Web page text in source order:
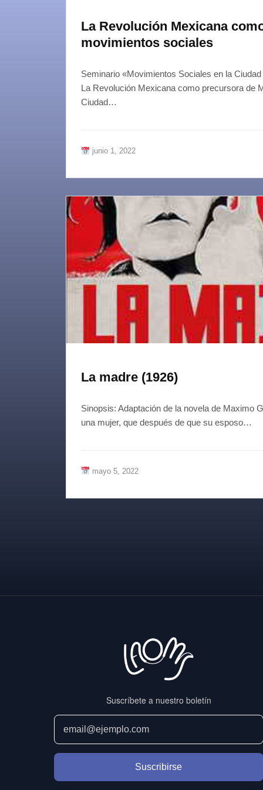
La Revolución Mexicana
movimientos sociales
Seminario «Movimientos Sociales en la
La Revolución Mexicana como precursora de
Ciudad…
junio 1, 2022
La madre (1926)
Sinopsis: Adaptación de la novela de Maximo
una mujer, que después de que su esposo…
mayo 5, 2022
Suscríbete a nuestro boletín
Suscribirse